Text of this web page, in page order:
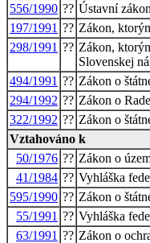
556/1990 ?? Ústavní
197/1991 ?? Zákon,
298/1991 ?? Zákon,
Slovenskej
494/1991 ?? Zákon o
294/1992 ?? Zákon o
322/1992 ?? Zákon o
Vztahováno k
50/1976 ?? Zákon o
41/1984 ?? Vyhláška
595/1990 ?? Zákon o
55/1991 ?? Vyhláška
63/1991 ?? Zákon o